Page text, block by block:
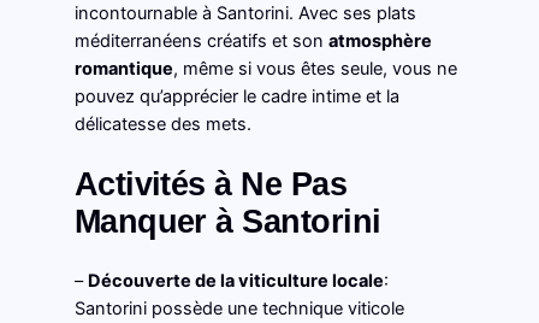
incontournable à Santorini. Avec ses plats
méditerranéens créatifs et son atmosphère
romantique, même si vous êtes seule, vous ne
pouvez qu’apprécier le cadre intime et la
délicatesse des mets.
Activités à Ne Pas
Manquer à Santorini
– Découverte de la viticulture locale:
Santorini possède une technique viticole